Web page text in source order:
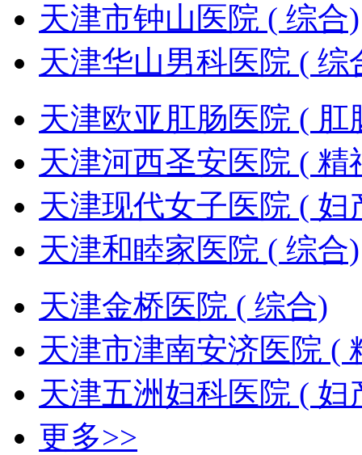
天津市钟山医院 ( 综合)
天津华山男科医院 ( 综
天津欧亚肛肠医院 ( 肛
天津河西圣安医院 ( 精
天津现代女子医院 ( 妇
天津和睦家医院 ( 综合)
天津金桥医院 ( 综合)
天津市津南安济医院 (
天津五洲妇科医院 ( 妇
更多>>